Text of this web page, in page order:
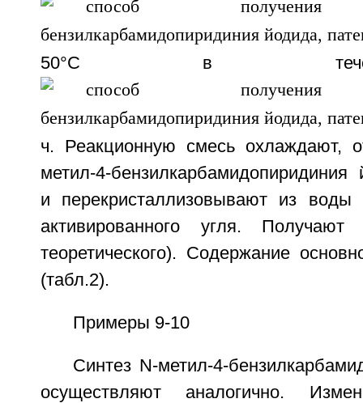
50°С в
ч. Реакционную смесь охлаждают,
метил-4-
и перекристаллизовывают из
активированного угля.
теоретического). Содержание
(табл.2).
Примеры 9-10
Синтез N-метил-4-
осуществляют аналогично.